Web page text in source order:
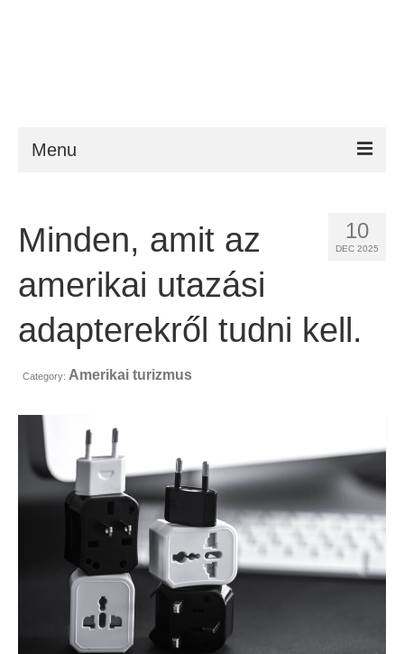
Menu
Követelmény
Segítség
Hírek
Kapcsolat
Forma
Magyar
Hrvatski (Horvát)
Čeština(Cseh
Dansk ( )
Nederlands (Holland)
10
DEC 2025
Minden, amit az
amerikai utazási
adapterekről tudni kell.
Category: Amerikai turizmus